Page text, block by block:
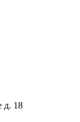
д. 18